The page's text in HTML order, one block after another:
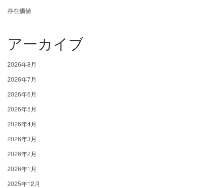
存在価値
アーカイブ
2026年8月
2026年7月
2026年6月
2026年5月
2026年4月
2026年3月
2026年2月
2026年1月
2025年12月